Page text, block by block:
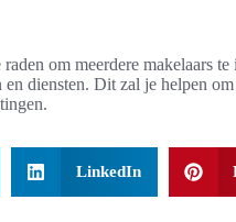
om meerdere makelaars
diensten. Dit zal je helpen om
LinkedIn